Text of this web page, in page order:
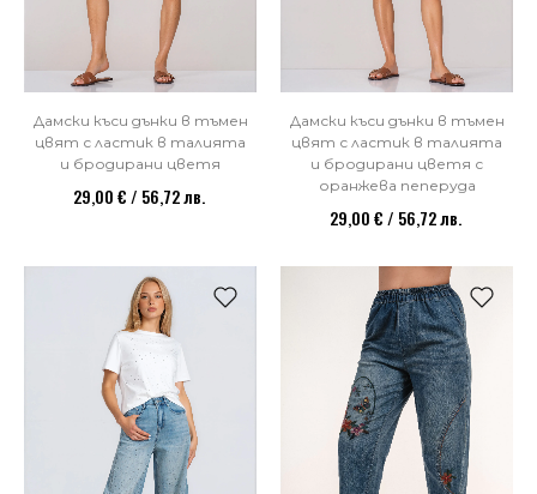
Дамски къси дънки в тъмен
цвят с ластик в талията
и бродирани цветя
29,00 € / 56,72 лв.
Дамски къси дънки в тъмен
цвят с ластик в талията
и бродирани цветя с
оранжева пеперуда
29,00 € / 56,72 лв.